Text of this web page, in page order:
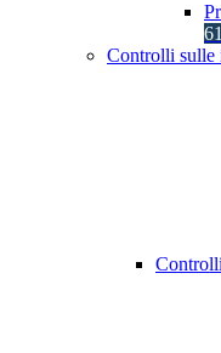
Controlli sulle